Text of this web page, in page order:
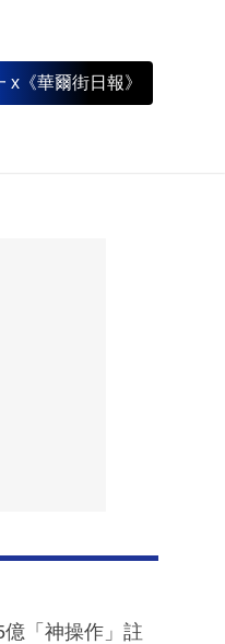
x《華爾街日報》
「神操作」註